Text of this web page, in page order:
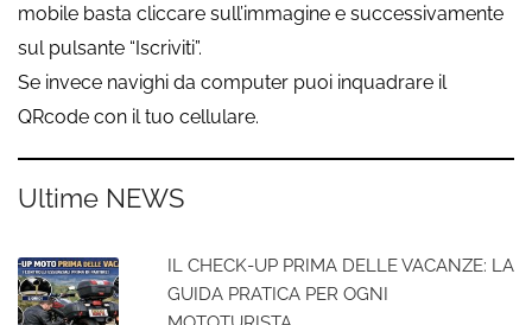
mobile basta cliccare sull’immagine e successivamente
sul pulsante “Iscriviti”.
Se invece navighi da computer puoi inquadrare il
QRcode con il tuo cellulare.
Ultime NEWS
IL CHECK-UP PRIMA DELLE VACANZE: LA
GUIDA PRATICA PER OGNI